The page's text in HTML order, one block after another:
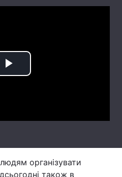
Регіони
Play
організувати
також в